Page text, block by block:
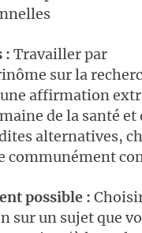
: Travailler par
sur la
affirmation
de la santé et
alternatives,
communément
possible :
sur un sujet que